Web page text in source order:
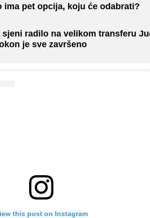
ima pet opcija, koju će odabrati?
sjeni radilo na velikom transferu
je sve završeno
this post on Instagram